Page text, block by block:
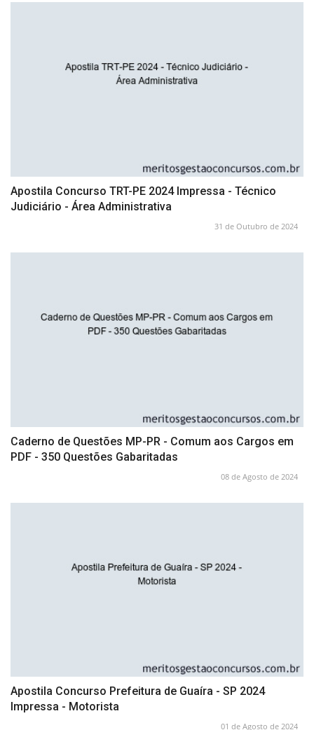
Apostila Concurso TRT-PE 2024 Impressa - Técnico
Judiciário - Área Administrativa
31 de Outubro de 2024
Caderno de Questões MP-PR - Comum aos Cargos em
PDF - 350 Questões Gabaritadas
08 de Agosto de 2024
Apostila Concurso Prefeitura de Guaíra - SP 2024
Impressa - Motorista
01 de Agosto de 2024